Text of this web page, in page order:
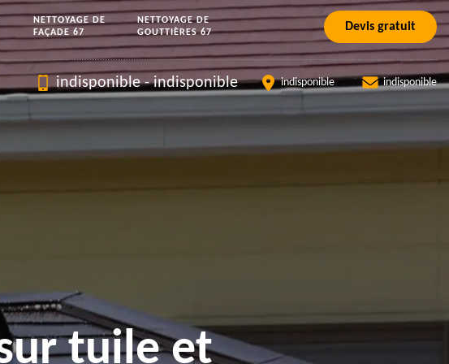
NETTOYAGE DE
FAÇADE 67
NETTOYAGE DE
GOUTTIÈRES 67
Devis gratuit
indisponible-indisponible indisponible indisponible
tuile et